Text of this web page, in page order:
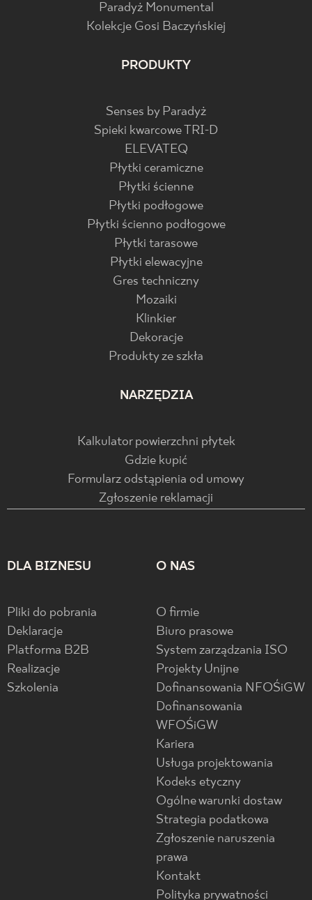
Paradyż Monumental
Kolekcje Gosi Baczyńskiej
PRODUKTY
Senses by Paradyż
Spieki kwarcowe TRI-D
ELEVATEQ
Płytki ceramiczne
Płytki ścienne
Płytki podłogowe
Płytki ścienno podłogowe
Płytki tarasowe
Płytki elewacyjne
Gres techniczny
Mozaiki
Klinkier
Dekoracje
Produkty ze szkła
NARZĘDZIA
Kalkulator powierzchni płytek
Gdzie kupić
Formularz odstąpienia od umowy
Zgłoszenie reklamacji
DLA BIZNESU
Pliki do pobrania
Deklaracje
Platforma B2B
Realizacje
Szkolenia
O NAS
O firmie
Biuro prasowe
System zarządzania ISO
Projekty Unijne
Dofinansowania NFOŚiGW
Dofinansowania
WFOŚiGW
Kariera
Usługa projektowania
Kodeks etyczny
Ogólne warunki dostaw
Strategia podatkowa
Zgłoszenie naruszenia
prawa
Kontakt
Polityka prywatności